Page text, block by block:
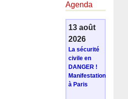
Agenda
13 août
2026
La sécurité
civile en
DANGER !
Manifestation
à Paris